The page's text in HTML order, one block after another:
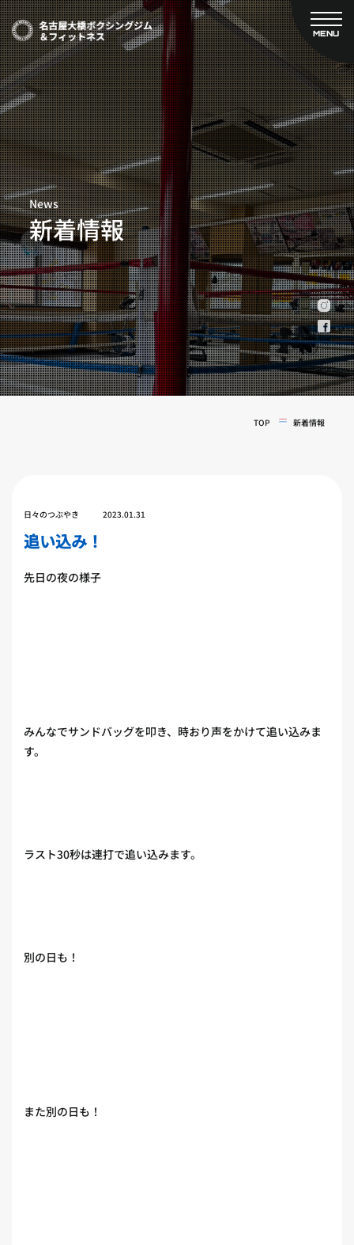
MENU
CLOSE
TOP
新着情報
ご予約
プライベートコース予約
レンタルスタジオ予約
名古屋大橋ボクシングジムについて
大橋弘政プロフィール
スタッフ紹介
料金案内
設備紹介
アクセス
営業時間
トレーナー募集
スポンサー募集
大会チケット購入
キャンペーン
実戦コース
料金システム
フィットネスコース
News
新着情報
TOP 新着情報
日々のつぶやき 2023.01.31
追い込み！
先日の夜の様子
みんなでサンドバッグを叩き、時おり声をかけて追い込みま
す。
ラスト30秒は連打で追い込みます。
別の日も！
また別の日も！